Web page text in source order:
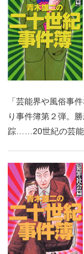
「芸能界や風俗事
り事件簿第２弾。
踪……20世紀の芸能